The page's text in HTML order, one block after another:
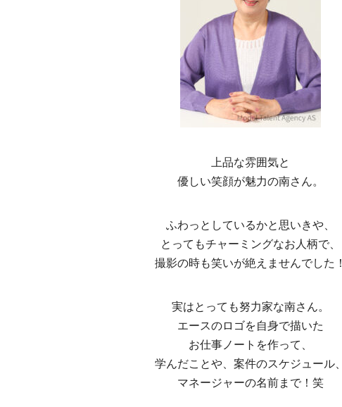
上品な雰囲気と
優しい笑顔が魅力の南さん。
ふわっとしているかと思いきや、
とってもチャーミングなお人柄で、
撮影の時も笑いが絶えませんでした！
実はとっても努力家な南さん。
エースのロゴを自身で描いた
お仕事ノートを作って、
学んだことや、案件のスケジュール、
マネージャーの名前まで！笑